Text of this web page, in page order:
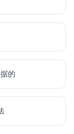
的